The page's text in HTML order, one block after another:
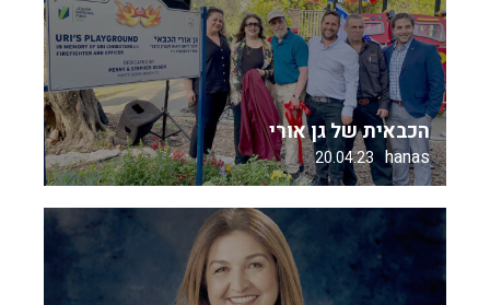
הכבאית של גן אורי
hanas
20.04.23